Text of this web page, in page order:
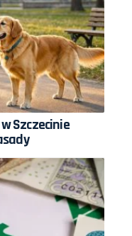
Szczecinie